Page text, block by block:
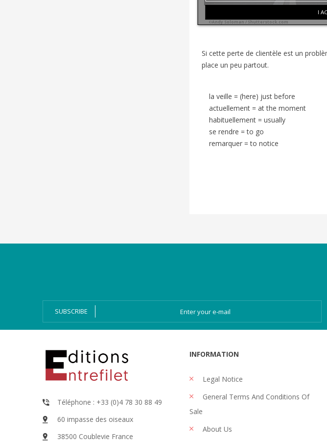
©Andy Soloman / Shutterstock.com
Si cette perte de clientèle est un
place un peu partout.
la veille = (here) just before
actuellement = at the moment
habituellement = usually
se rendre = to go
remarquer = to notice
I
SUBSCRIBE
Téléphone : +33 (0)4 78 30 88 49
60 impasse des oiseaux
38500 Coublevie France
INFORMATION
Legal Notice
General Terms And Conditions Of
Sale
About Us